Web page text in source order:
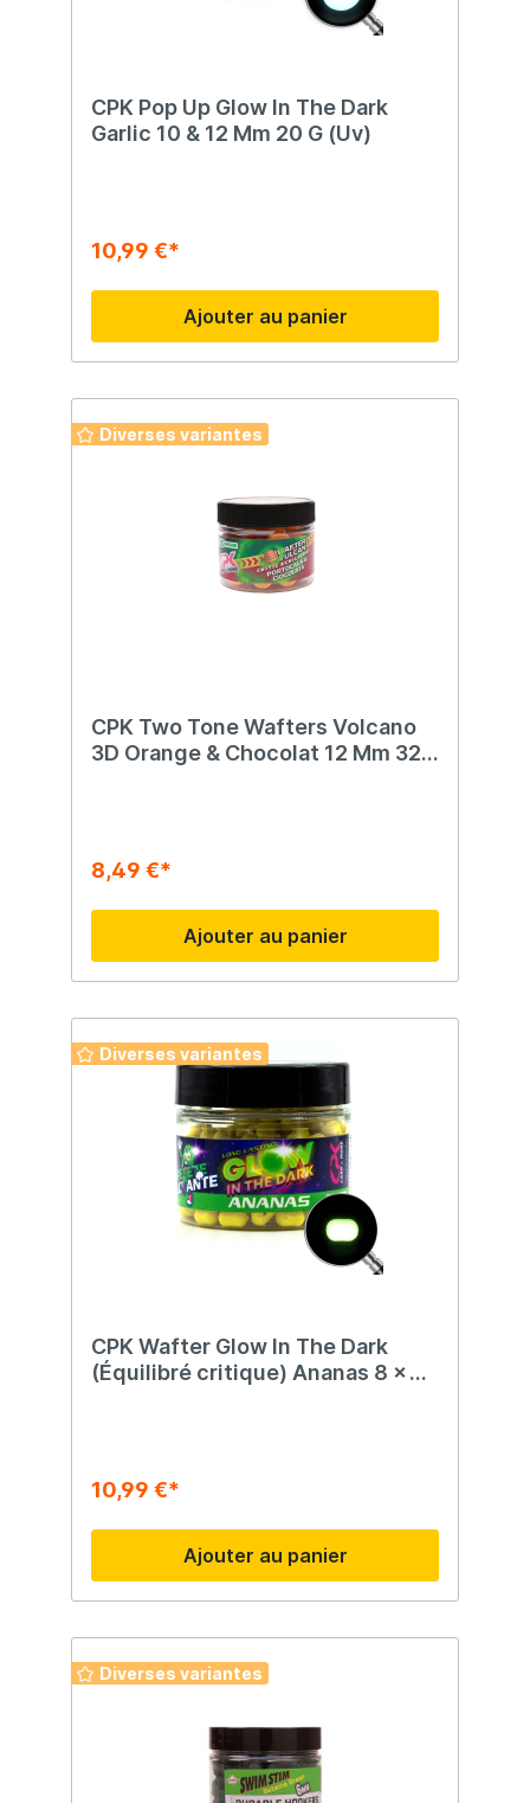
CPK Pop Up Glow In The Dark
Garlic 10 & 12 Mm 20 G (Uv)
10,99 €*
Ajouter au panier
Diverses variantes
CPK Two Tone Wafters Volcano
3D Orange & Chocolat 12 Mm 32
8,49 €*
Ajouter au panier
Diverses variantes
CPK Wafter Glow In The Dark
(Équilibré critique) Ananas 8 x 10
10,99 €*
Ajouter au panier
Diverses variantes